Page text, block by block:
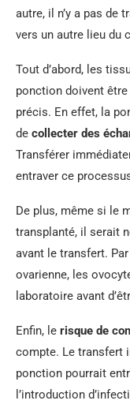
autre, il n’y a pas de
vers un autre lieu du
Tout d’abord, les
ponction doivent être
précis. En effet, la
de collecter des
Transférer
entraver ce
De plus, même si le
transplanté, il serait
avant le transfert.
ovarienne, les
laboratoire avant
Enfin, le risque de
compte. Le transfert
ponction pourrait
l’introduction